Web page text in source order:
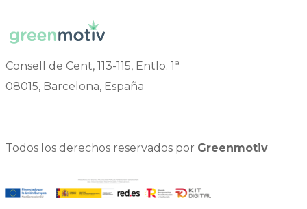
Consell de Cent, 113-115, Entlo. 1ª
08015, Barcelona, España
Todos los derechos reservados por Greenmotiv